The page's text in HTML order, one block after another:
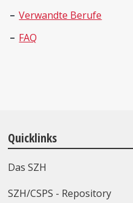
Verwandte Berufe
FAQ
Quicklinks
Das SZH
SZH/CSPS - Repository